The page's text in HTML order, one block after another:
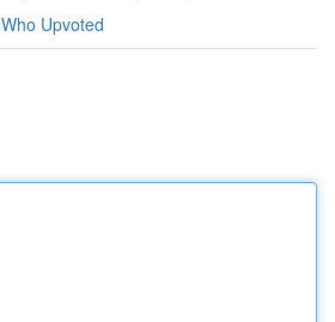
Who Upvoted